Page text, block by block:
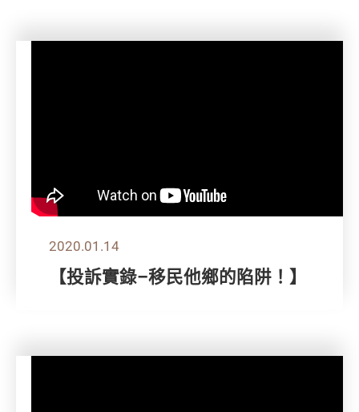
2020.01.14
【投訴實錄–移民他鄉的陷阱！】